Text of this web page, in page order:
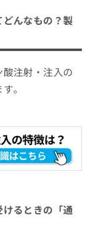
んなもの？製
注射・注入の
。
るときの「通